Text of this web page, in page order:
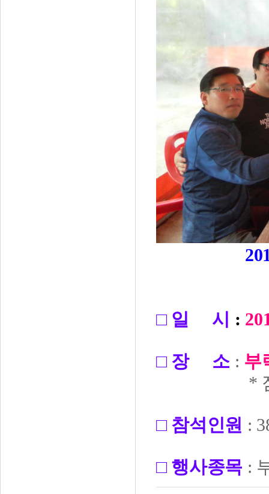
□일 시 :
□ 장 소 : 부
* 점심식
□참석인원 :
□행사종목 :